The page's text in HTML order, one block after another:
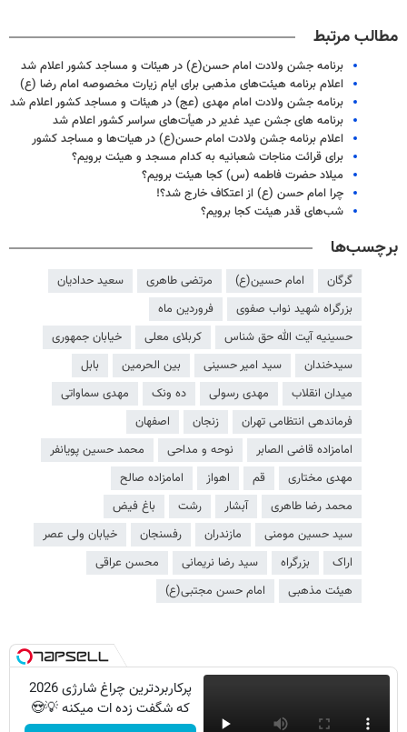
مطالب مرتبط
برنامه جشن ولادت امام حسن(ع) در هیئات و مساجد کشور اعلام شد
اعلام برنامه هیئت‌های مذهبی برای ایام زیارت مخصوصه امام رضا (ع)
برنامه جشن ولادت امام مهدی (عج) در هیئات و مساجد کشور اعلام شد
برنامه های جشن عید غدیر در هیأت‌های سراسر کشور اعلام شد
اعلام برنامه جشن ولادت امام حسن(ع) در هیات‌ها و مساجد کشور
برای قرائت مناجات شعبانیه به کدام مسجد و هیئت‌ برویم؟
میلاد حضرت فاطمه (س) کجا هیئت برویم؟
چرا امام حسن (ع) از اعتکاف خارج شد؟!
شب‌های قدر هیئت کجا برویم؟
برچسب‌ها
گرگان امام حسین(ع) مرتضی طاهری
سعید حدادیان
بزرگراه شهید نواب صفوی
فروردین ماه
حسینیه آیت الله حق شناس
کربلای معلی
خیابان جمهوری
سیدخندان
سید امیر حسینی بین الحرمین
بابل
میدان انقلاب
مهدی رسولی ده ونک
مهدی سماواتی
فرماندهی انتظامی تهران
زنجان
اصفهان
امامزاده قاضی الصابر
نوحه و مداحی
محمد حسین پویانفر
مهدی مختاری
قم اهواز
امامزاده صالح
محمد رضا طاهری
آبشار رشت
باغ فیض
سید حسین مومنی
مازندران رفسنجان
خیابان ولی عصر
اراک
بزرگراه سید رضا نریمانی
محسن عراقی
هیئت مذهبی
امام حسن مجتبی(ع)
پرکاربردترین چراغ شارژی 2026
که شگفت زده ات میکنه 💡😍